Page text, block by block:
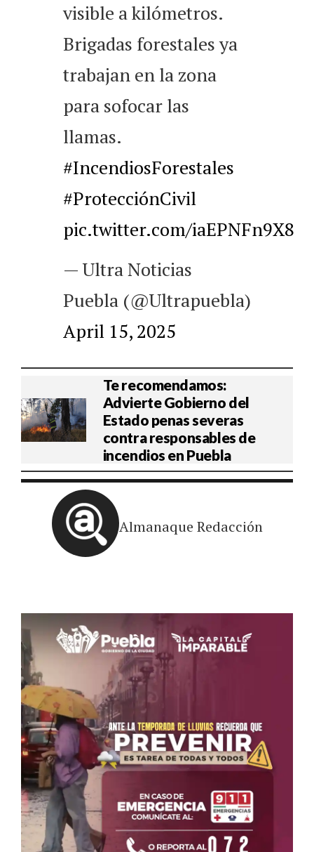
visible a kilómetros.
Brigadas forestales ya
trabajan en la zona
para sofocar las
llamas.
#IncendiosForestales
#ProtecciónCivil
pic.twitter.com/iaEPNFn9X8
— Ultra Noticias
Puebla (@Ultrapuebla)
April 15, 2025
Te recomendamos:
Advierte Gobierno del
Estado penas severas
contra responsables de
incendios en Puebla
Almanaque Redacción